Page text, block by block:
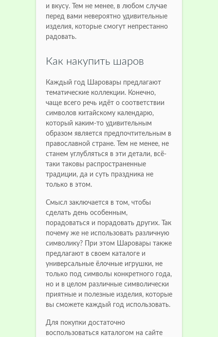
и вкусу. Тем не менее, в любом случае
перед вами невероятно удивительные
изделия, которые смогут непрестанно
радовать.
Как накупить шаров
Каждый год Шаровары предлагают
тематические коллекции. Конечно,
чаще всего речь идёт о соответствии
символов китайскому календарю,
который каким-то удивительным
образом является предпочтительным в
православной стране. Тем не менее, не
станем углубляться в эти детали, всё-
таки таковы распространенные
традиции, да и суть праздника не
только в этом.
Смысл заключается в том, чтобы
сделать день особенным,
порадоваться и порадовать других. Так
почему же не использовать различную
символику? При этом Шаровары также
предлагают в своем каталоге и
универсальные ёлочные игрушки, не
только под символы конкретного года,
но и в целом различные символически
приятные и полезные изделия, которые
вы сможете каждый год использовать.
Для покупки достаточно
воспользоваться каталогом на сайте